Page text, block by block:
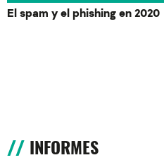
El spam y el phishing en 2020
INFORMES